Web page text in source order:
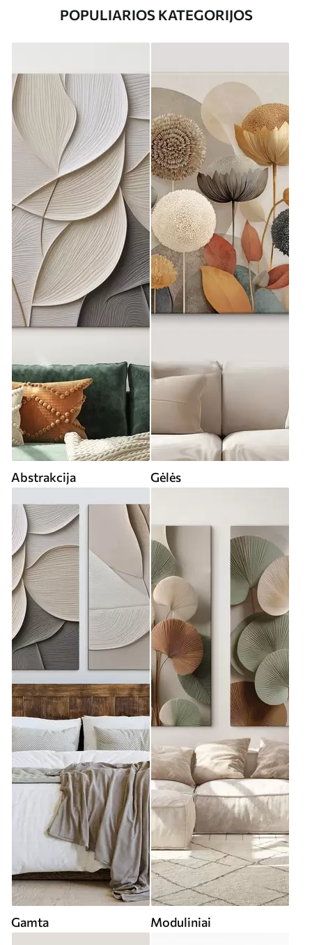
POPULIARIOS KATEGORIJOS
Abstrakcija Gėlės
Gamta Moduliniai